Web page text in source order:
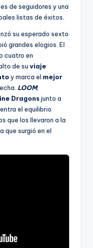
de seguidores y una
listas de éxitos.
su esperado sexto
grandes elogios. El
cuatro en
de su viaje
y marca el mejor
LOOM,
Dragonsjunto a
el equilibrio
que los llevaron a la
que surgió en el